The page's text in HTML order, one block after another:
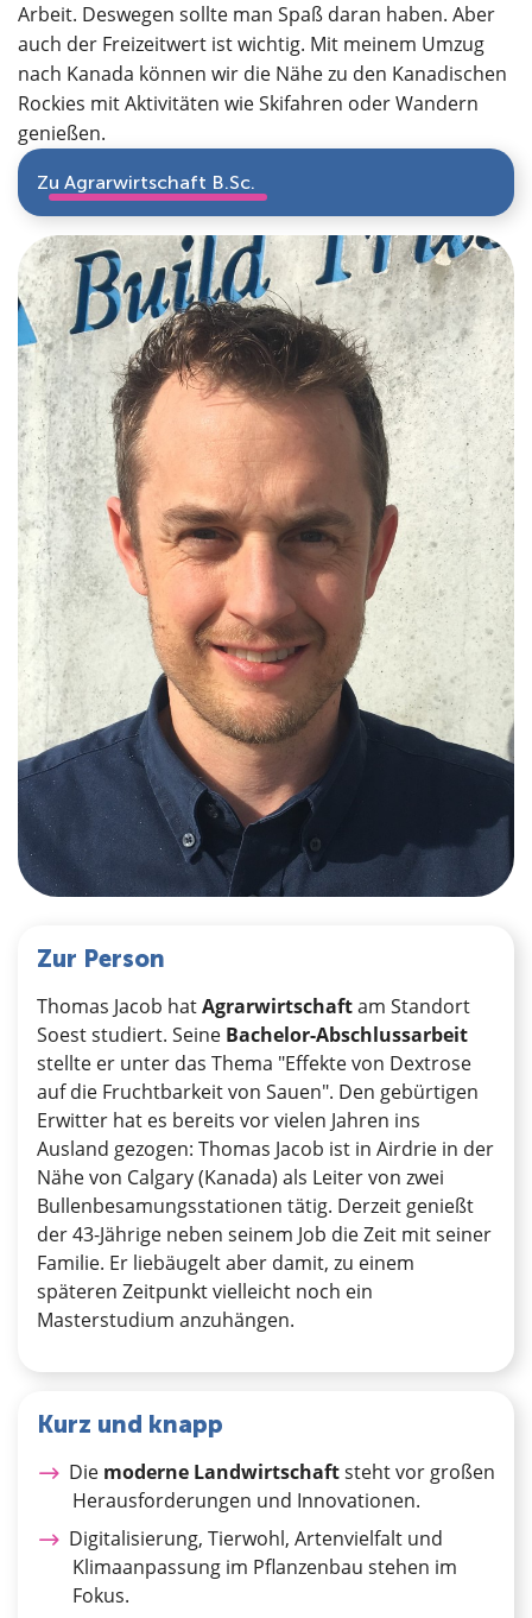
Arbeit. Deswegen sollte man Spaß daran haben. Aber
auch der Freizeitwert ist wichtig. Mit meinem Umzug
nach Kanada können wir die Nähe zu den Kanadischen
Rockies mit Aktivitäten wie Skifahren oder Wandern
genießen.
Zu Agrarwirtschaft B.Sc.
Zur Person
Thomas Jacob hatAgrarwirtschaftam Standort
Soest studiert. Seine Bachelor-Abschlussarbeit
stellte er unter das Thema "Effekte von Dextrose
auf die Fruchtbarkeit von Sauen". Den gebürtigen
Erwitter hat es bereits vor vielen Jahren ins
Ausland gezogen: Thomas Jacob ist in Airdrie in der
Nähe von Calgary (Kanada) als Leiter von zwei
Bullenbesamungsstationen tätig. Derzeit genießt
der 43-Jährige neben seinem Job die Zeit mit seiner
Familie. Er liebäugelt aber damit, zu einem
späteren Zeitpunkt vielleicht noch ein
Masterstudium anzuhängen.
Kurz und knapp
Die moderne Landwirtschaftsteht vor großen
Herausforderungen und Innovationen.
Digitalisierung, Tierwohl, Artenvielfalt und
Klimaanpassung im Pflanzenbau stehen im
Fokus.